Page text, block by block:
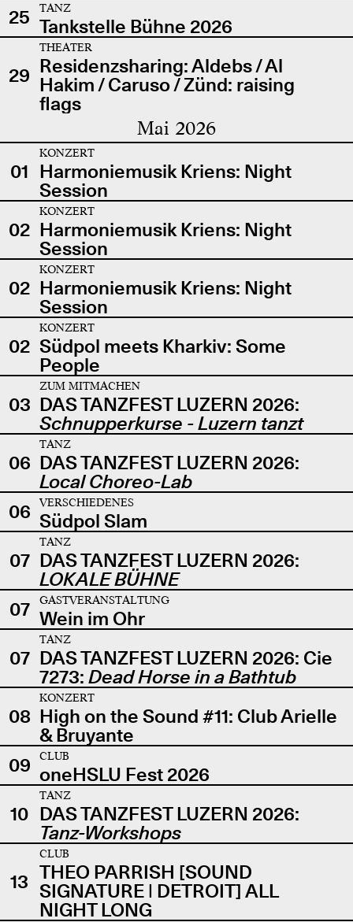
25
TANZ
Tankstelle Bühne 2026
29
THEATER
Residenzsharing: Aldebs / Al
Hakim / Caruso / Zünd: raising
flags
Mai 2026
01
KONZERT
Harmoniemusik Kriens: Night
Session
02
KONZERT
Harmoniemusik Kriens: Night
Session
02
KONZERT
Harmoniemusik Kriens: Night
Session
02
KONZERT
Südpol meets Kharkiv: Some
People
03
ZUM MITMACHEN
DAS TANZFEST LUZERN 2026:
Schnupperkurse - Luzern tanzt
06
TANZ
DAS TANZFEST LUZERN 2026:
Local Choreo-Lab
06
VERSCHIEDENES
Südpol Slam
07
TANZ
DAS TANZFEST LUZERN 2026:
LOKALE BÜHNE
07
GASTVERANSTALTUNG
Wein im Ohr
07
TANZ
DAS TANZFEST LUZERN 2026: Cie
7273: Dead Horse in a Bathtub
08
KONZERT
High on the Sound #11: Club Arielle
& Bruyante
09
CLUB
oneHSLU Fest 2026
10
TANZ
DAS TANZFEST LUZERN 2026:
Tanz-Workshops
13
CLUB
THEO PARRISH [SOUND
SIGNATURE | DETROIT] ALL
NIGHT LONG